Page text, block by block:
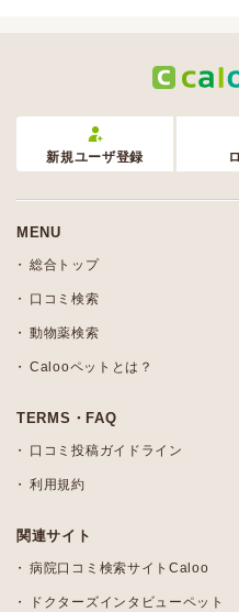
新規ユーザ登録
MENU
総合トップ
口コミ検索
動物薬検索
Calooペットとは？
TERMS・FAQ
口コミ投稿ガイドライン
利用規約
関連サイト
病院口コミ検索サイトCaloo
ドクターズインタビューペット